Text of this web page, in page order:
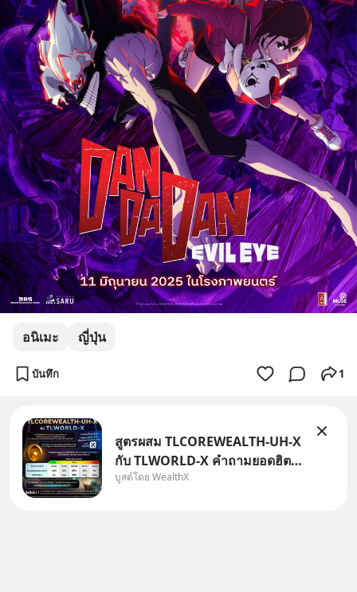
อนิเมะ ญี่ปุ่น
บันทึก 1
สูตรผสม TLCOREWEALTH-UH-X
กับ TLWORLD-X คำถามยอดฮิตที่
คนใช้ WealthX ถามเข้ามา
บูสต์โดย WealthX